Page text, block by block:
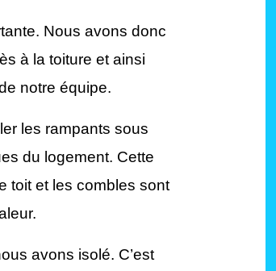
Nous avons donc
à la toiture et ainsi
notre équipe.
les rampants sous
du logement. Cette
toit et les combles sont
avons isolé. C’est